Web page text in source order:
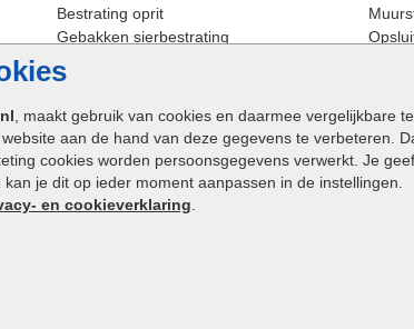
, maakt gebruik van cookies en daarmee vergelijkbare
aan de hand van deze gegevens te verbeteren.
cookies worden persoonsgegevens verwerkt. Je
je dit op ieder moment aanpassen in de instellingen.
en cookieverklaring
Bestrating oprit
Gebakken sierbestrating
Strakke bestrating
Straatstenen
Straatklinkers
Trommelstenen
Tuinstenen
Waalformaat
Extra